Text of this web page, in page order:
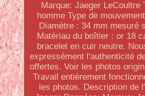
Marque: Jaeger LeCoultre
homme Type de
Diamètre : 34 mm mesuré
Matériau du boîtier : or 18
bracelet en cuir neutre.
expressément l'authenticité
offertes. Voir les photos
Travail entièrement
les photos. Description de